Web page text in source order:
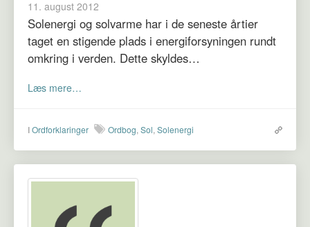
11. august 2012
Solenergi og solvarme har i de seneste årtier
taget en stigende plads i energiforsyningen rundt
omkring i verden. Dette skyldes…
Læs mere…
IOrdforklaringer Ordbog, Sol, Solenergi